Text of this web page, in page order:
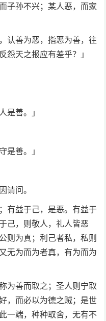
子孙不兴；某人恶，而家
认善为恶，指恶为善，往
怨天之报应有差乎？」
是善。」
是善。」
请问。
有益于己，是恶。有益于
己，则敬人，礼人皆恶
则为真；利己者私，私则
无为而为者真，有为而为
为善而取之；圣人则宁取
，而必以为德之贼；是世
一端，种种取舍，无有不